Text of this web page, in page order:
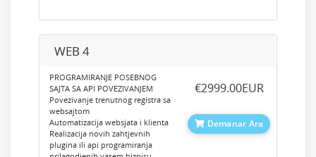
WEB 4
PROGRAMIRANJE POSEBNOG
SAJTA SA API POVEZIVANJEM
Povezivanje trenutnog registra sa
websajtom
Automatizacija websjata i klienta
Realizacija novih zahtjevnih
plugina ili api programiranja
‎€2999.00EUR
Demanar Ara